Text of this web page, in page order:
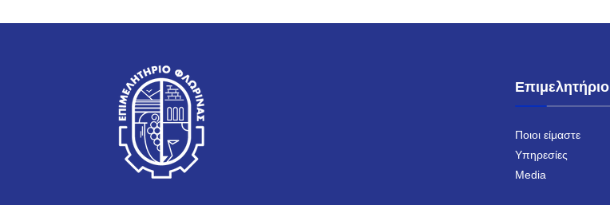
Επιμελητήριο
Ποιοι είμαστε
Υπηρεσίες
Media